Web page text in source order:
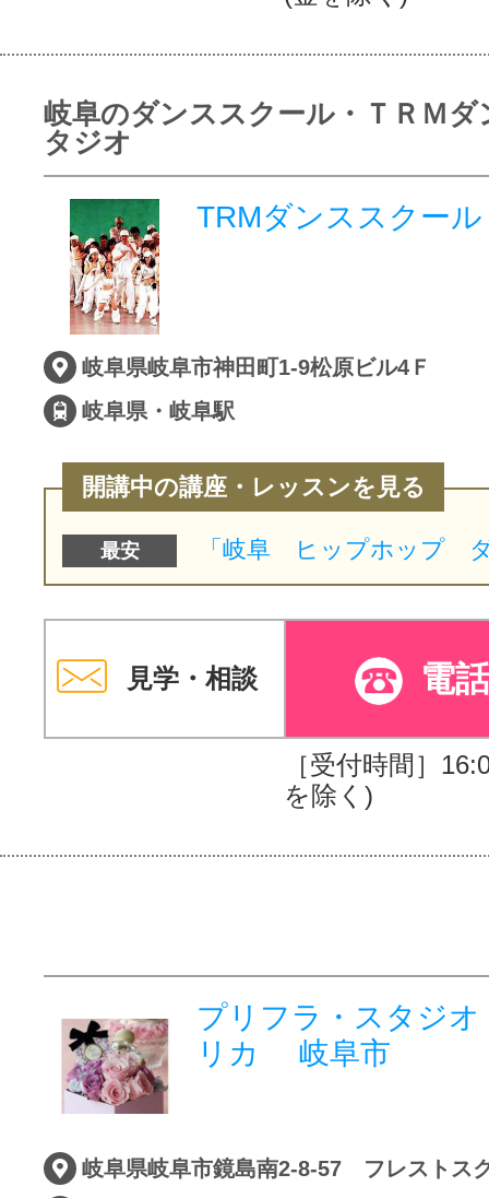
岐阜のダンススクール・ＴＲＭダ
タジオ
TRMダンススクー
岐阜県岐阜市神田町1-9松原ビル4Ｆ
岐阜県・岐阜駅
開講中の講座・レッスンを見る
最安
見学・相談 電
［受付時間］
を除く)
プリフラ・スタジ
リカ 岐阜市
岐阜県岐阜市鏡島南2-8-57 フレストス